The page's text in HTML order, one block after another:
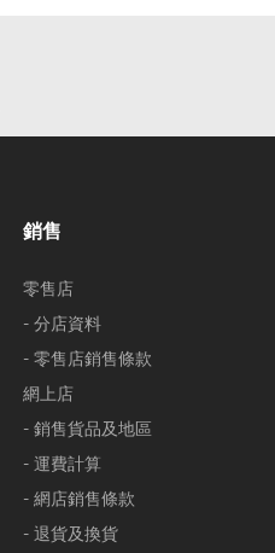
銷售
零售店
- 分店資料
- 零售店銷售條款
網上店
- 銷售貨品及地區
- 運費計算
- 網店銷售條款
- 退貨及換貨